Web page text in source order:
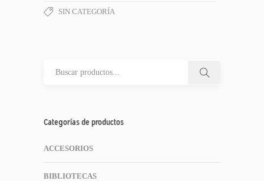
SIN CATEGORÍA
Categorías de productos
ACCESORIOS
BIBLIOTECAS